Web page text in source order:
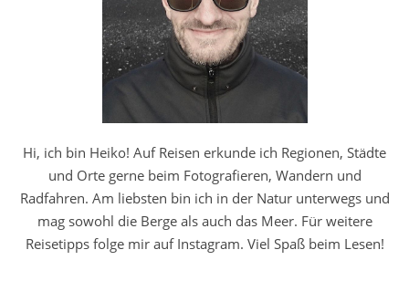
Hi, ich bin Heiko! Auf Reisen erkunde ich Regionen, Städte
und Orte gerne beim Fotografieren, Wandern und
Radfahren. Am liebsten bin ich in der Natur unterwegs und
mag sowohl die Berge als auch das Meer. Für weitere
Reisetipps folge mir auf Instagram. Viel Spaß beim Lesen!